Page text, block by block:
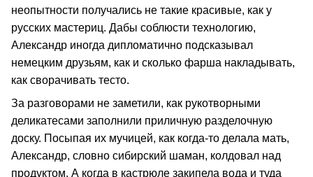
неопытности получались не такие красивые, как у
русских мастериц. Дабы соблюсти технологию,
Александр иногда дипломатично подсказывал
немецким друзьям, как и сколько фарша накладывать,
как сворачивать тесто.
За разговорами не заметили, как рукотворными
деликатесами заполнили приличную разделочную
доску. Посыпая их мучицей, как когда-то делала мать,
Александр, словно сибирский шаман, колдовал над
продуктом. А когда в кастрюле закипела вода и туда